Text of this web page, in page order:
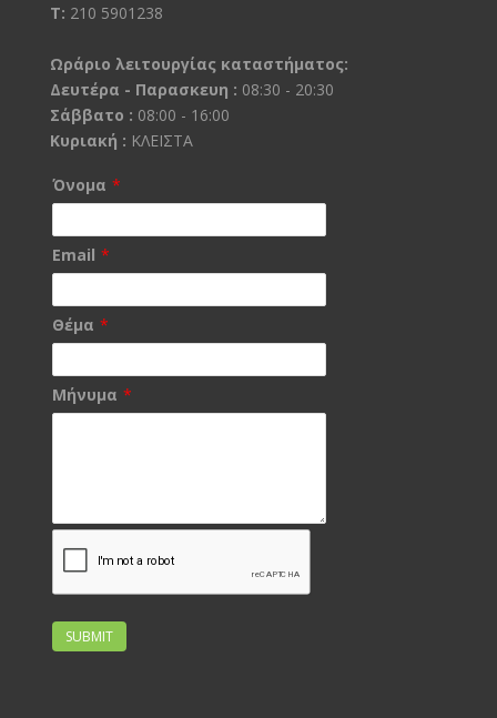
Τ: 210 5901238
Ωράριο λειτουργίας καταστήματος:
Δευτέρα - Παρασκευη : 08:30 - 20:30
Σάββατο : 08:00 - 16:00
Κυριακή : ΚΛΕΙΣΤΑ
Όνομα *
Email *
Θέμα *
Μήνυμα *
SUBMIT